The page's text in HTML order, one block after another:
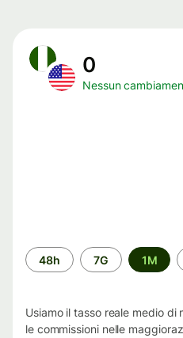
0
Nessun
Periodo
di
48h 7G 1M
Usiamo il tasso reale medio
le commissioni nelle